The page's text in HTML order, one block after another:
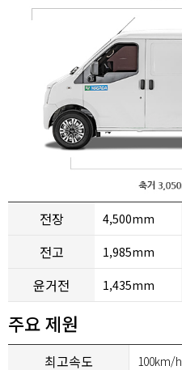
전장 4,500mm
전고 1,985mm
윤거전 1,435mm
주요 제원
최고속도 100km/h